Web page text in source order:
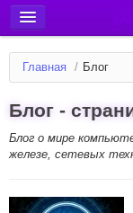
Добавить сервер
Мониторинг
Новости
Блог
Форум
Главная / Блог
Блог -
Блог о мире
железе, сетевых